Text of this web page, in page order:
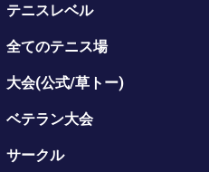
テニスレベル
全てのテニス場
大会(公式/草トー)
ベテラン大会
サークル